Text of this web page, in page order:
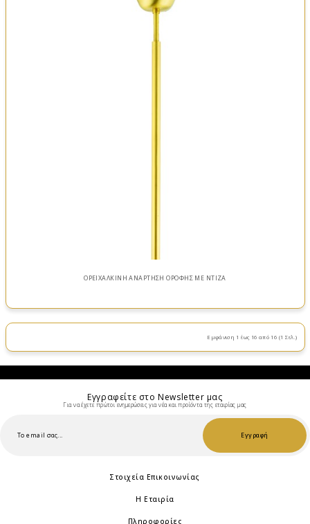
ΟΡΕΙΧΑΛΚΙΝΗ ΑΝΑΡΤΗΣΗ ΟΡΟΦΗΣ ΜΕ ΝΤΙΖΑ
Εμφάνιση 1 έως 16 από 16 (1 Σελ.)
Εγγραφείτε στο Νewsletter μας
Για να έχετε πρώτοι ενημερώσεις για νέα και προίόντα της εταιρίας μας
Εγγραφή
Στοιχεία Επικοινωνίας
Η Εταιρία
Πληροφορίες